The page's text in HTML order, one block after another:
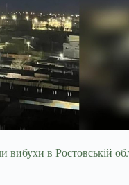
вибухи в Ростовській